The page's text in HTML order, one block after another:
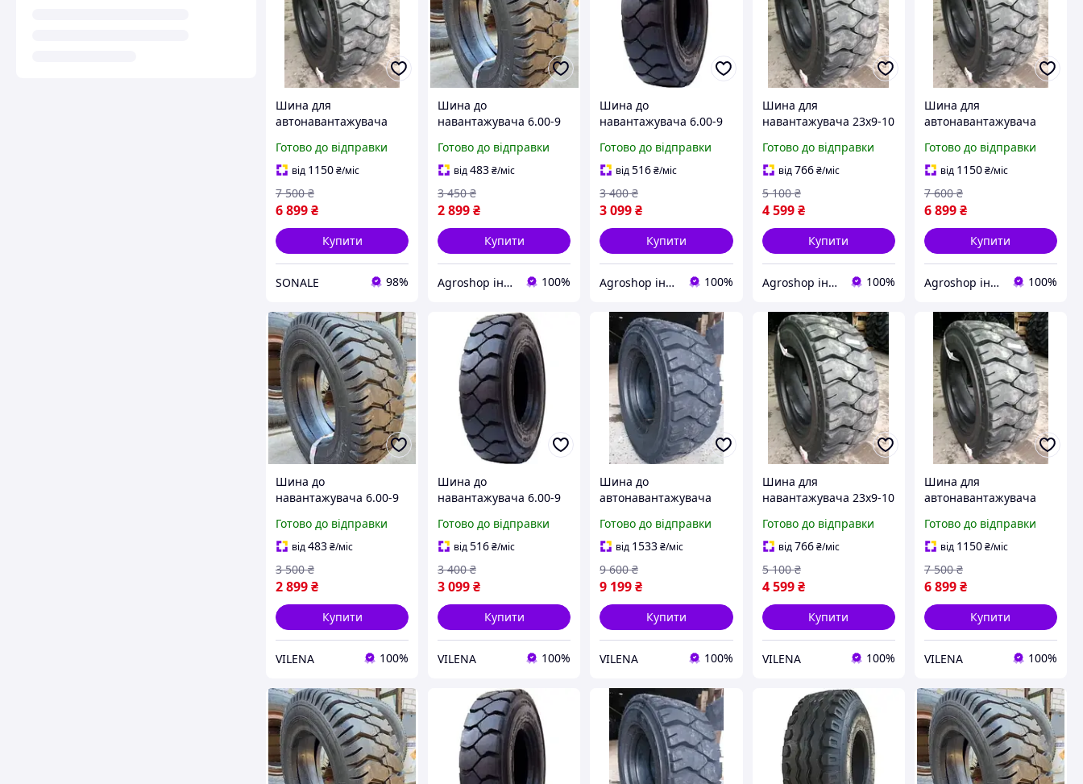
Шина для
автонавантажувача
328 16 сл Armour
Готово до відправки
від 1150₴/міс
6 899₴
7 500 ₴
Купити
SONALE 98%
Шина до
навантажувача 6.00-9
Готово до відправки
від483₴/міс
2 899₴
3 450 ₴
Купити
Agroshop інтернет магазин шин 100%
Шина до
навантажувача 6.00-9
Готово до відправки
від516₴/міс
3 099₴
3 400 ₴
Купити
Agroshop інтернет магазин шин 100%
Шина для
навантажувача 23x9-10
Готово до відправки
від766 ₴/міс
4 599 ₴
5 100 ₴
Купити
Agroshop інтернет магазин шин 100%
Шина для
автонавантажувача
328 16 сл Armour
Готово до відправки
від 1150₴/міс
6 899₴
7 600 ₴
Купити
Agroshop інтернет магазин шин 100%
Шина до
навантажувача 6.00-9
Готово до відправки
від483₴/міс
2 899₴
3 500 ₴
Купити
VILENA 100%
Шина до
навантажувача 6.00-9
Готово до відправки
від516₴/міс
3 099₴
3 400 ₴
Купити
VILENA 100%
Шина до
автонавантажувача
328 20 сл - Armour
Готово до відправки
від 1533₴/міс
9 199₴
9 600 ₴
Купити
VILENA 100%
Шина для
навантажувача 23x9-10
Готово до відправки
від766 ₴/міс
4 599 ₴
5 100 ₴
Купити
VILENA 100%
Шина для
автонавантажувача
328 16 сл Armour
Готово до відправки
від 1150₴/міс
6 899₴
7 500 ₴
Купити
VILENA 100%